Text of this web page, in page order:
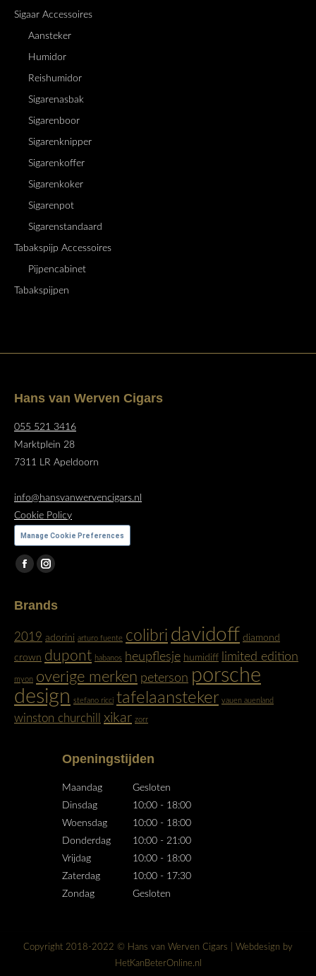
Sigaar Accessoires
Aansteker
Humidor
Reishumidor
Sigarenasbak
Sigarenboor
Sigarenknipper
Sigarenkoffer
Sigarenkoker
Sigarenpot
Sigarenstandaard
Tabakspijp Accessoires
Pijpencabinet
Tabakspijpen
Hans van Werven Cigars
055 521 3416
Marktplein 28
7311 LR Apeldoorn
info@hansvanwervencigars.nl
Cookie Policy
Manage Cookie Preferences
Vind ons op:
Facebook
opens
new
window
Instagram
opens
new
window
Brands
2019 adorini arturo fuente colibri davidoff diamond
crown dupont habanos heupflesje humidiff limited edition
myon overige merken peterson porsche
design stefano ricci tafelaansteker vauen auenland
winston churchill xikar zorr
Openingstijden
Maandag
Gesloten
Dinsdag
10:00 - 18:00
Woensdag
10:00 - 18:00
Donderdag
10:00 - 21:00
Vrijdag
10:00 - 18:00
Zaterdag
10:00 - 17:30
Zondag
Gesloten
Copyright 2018-2022 © Hans van Werven Cigars | Webdesign by
HetKanBeterOnline.nl